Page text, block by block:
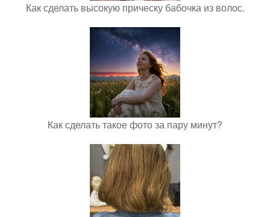
Как сделать высокую прическу бабочка из волос.
Как сделать такое фото за пару минут?